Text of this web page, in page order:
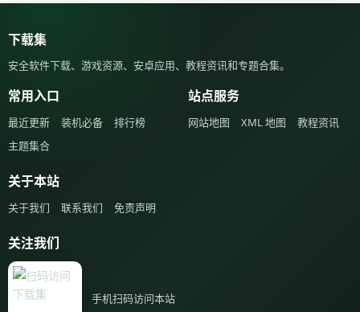
下载集
安全软件下载、游戏资源、安卓应用、教程资讯和专题合集。
常用入口
最近更新 装机必备
排行榜
主题集合
站点服务
网站地图 XML 地图 教程资讯
关于本站
关于我们 联系我们 免责声明
关注我们
手机扫码访问本站